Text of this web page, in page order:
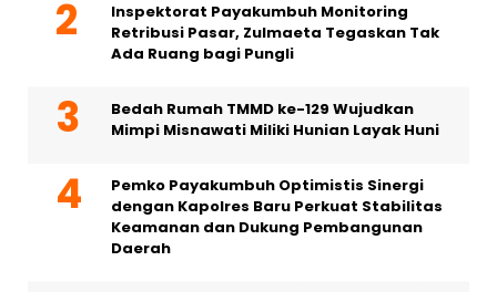
Inspektorat Payakumbuh Monitoring
Retribusi Pasar, Zulmaeta Tegaskan Tak
Ada Ruang bagi Pungli
Bedah Rumah TMMD ke-129 Wujudkan
Mimpi Misnawati Miliki Hunian Layak Huni
Pemko Payakumbuh Optimistis Sinergi
dengan Kapolres Baru Perkuat Stabilitas
Keamanan dan Dukung Pembangunan
Daerah